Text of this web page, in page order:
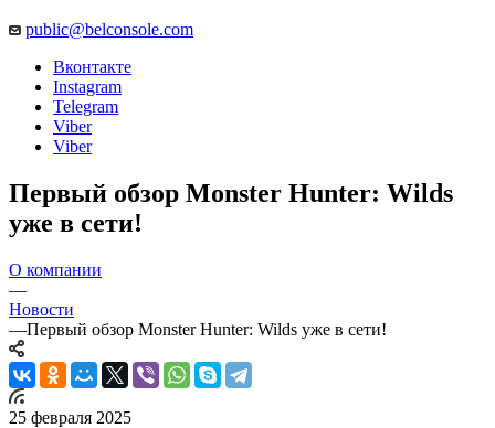
public@belconsole.com
Вконтакте
Instagram
Telegram
Viber
Viber
Первый обзор Monster Hunter: Wilds
уже в сети!
О компании
—
Новости
—Первый обзор Monster Hunter: Wilds уже в сети!
25 февраля 2025